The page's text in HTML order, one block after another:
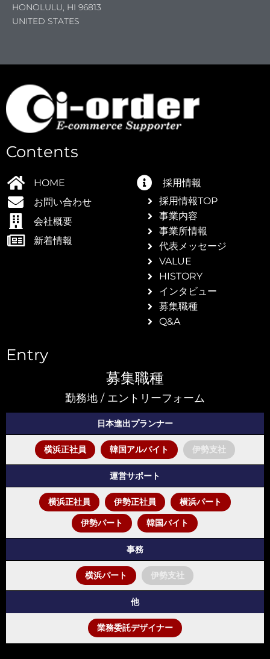
]海外ブ
つ
HONOLULU, HI 96813
UNITED STATES
Contents
HOME
お問い合わせ
会社概要
新着情報
採用情報
採用情報TOP
事業内容
事業所情報
代表メッセージ
VALUE
HISTORY
インタビュー
募集職種
Q&A
Entry
募集職種
勤務地 / エントリーフォーム
日本進出プランナー
横浜正社員 韓国アルバイト 伊勢支社
運営サポート
横浜正社員 伊勢正社員
横浜パート
伊勢パート
韓国バイト
事務
横浜パート 伊勢支社
他
業務委託デザイナー